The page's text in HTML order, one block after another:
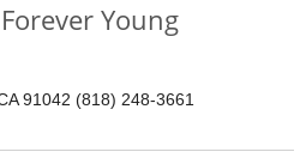
Young
91042 (818) 248-3661